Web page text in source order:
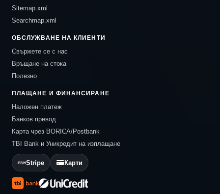
Sitemap.xml
Searchmap.xml
ОБСЛУЖВАНЕ НА КЛИЕНТИ
Свържете се с нас
Връщане на стока
Полезно
ПЛАЩАНЕ И ФИНАНСИРАНЕ
Наложен платеж
Банков превод
Карта чрез BORICA/Postbank
TBI Bank и Уникредит на изплащане
Stripe Карти